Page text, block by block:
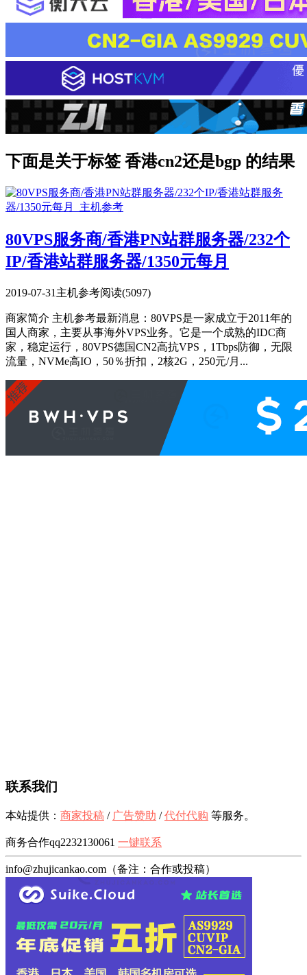
下面是关于标签 香港cn2还是bgp 的结果
80VPS服务商/香港PN站群服务器/232个
IP/香港站群服务器/1350元每月
2019-07-31 主机参考阅读(5097)
商家简介 主机参考最新消息：80VPS是一家成立于2011年的
国人商家，主要从事海外VPS业务。它是一个成熟的IDC商
家，稳定运行，80VPS德国CN2高抗VPS，1Tbps防御，无限
流量，NVMe高IO，50％折扣，2核2G，250元/月...
联系我们
本站提供： 商家投稿 / 广告赞助 /代付代购 等服务。
商务合作qq2232130061 一键联系
info@zhujicankao.com（备注：合作或投稿）